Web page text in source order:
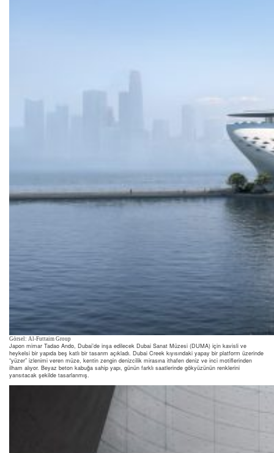
Görsel: Al-Futtaim Group
Japon mimar Tadao Ando, Dubai’de inşa edilecek Dubai Sanat Müzesi (DUMA) için kavisli ve
heykelsi bir yapıda beş katlı bir tasarım açıkladı. Dubai Creek kıyısındaki yapay bir platform üzerinde
“yüzer” izlenimi veren müze, kentin zengin denizcilik mirasına ithafen deniz ve inci motiflerinden
ilham alıyor. Beyaz beton kabuğa sahip yapı, günün farklı saatlerinde gökyüzünün renklerini
yansıtacak şekilde tasarlanmış.